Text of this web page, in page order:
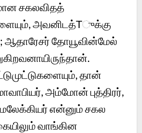
சகலவிதத்
அவனிடத்Τுக்கு
ஆதாரேசர் தோயூவின்மேல்
தான்
அம்மோன் புத்திரர்,
என்னும் சகல
வாங்கின